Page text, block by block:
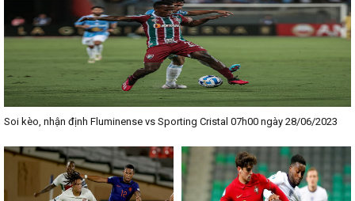
Soi kèo, nhận định Fluminense vs Sporting Cristal 07h00 ngày 28/06/2023